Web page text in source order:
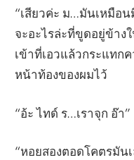
“เสียวค่ะ ม…มันเหมือ
จะอะไรล่ะที่ขูดอยู่ข้าง
เข้าที่เอวแล้วกระแทก
หน้าท้องของผมไว้
“อ้ะ ไทด์ ร…เราจุก อ๊า”
“หอยสองตอดโคตรมันเ